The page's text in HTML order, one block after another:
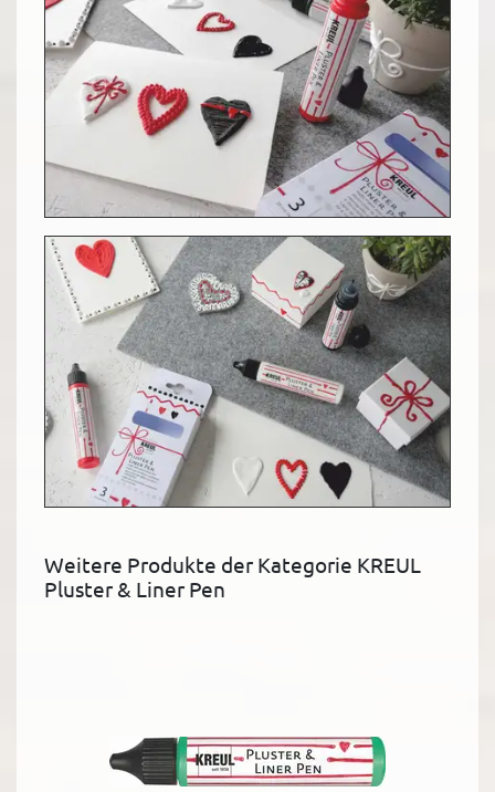
Weitere Produkte der Kategorie KREUL
Pluster & Liner Pen